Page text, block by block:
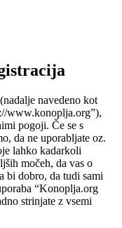
navedeno kot
www.konoplja.org”),
pogoji. Če se s
da ne uporabljate oz.
lahko kadarkoli
močeh, da vas o
bi dobro, da tudi sami
“Konoplja.org
strinjate z vsemi